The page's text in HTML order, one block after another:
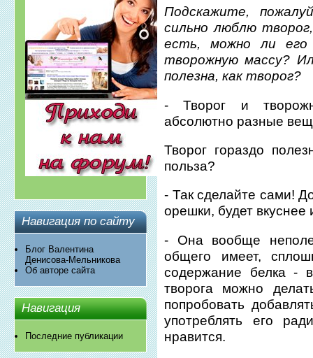
Навигация по сайту
Блог Валентина
Денисова-Мельникова
Об авторе сайта
Навигация
Последние публикации
Подскажите,
сильно люблю
есть, можно ли его
творожную массу?
полезна, как творог?
- Творог и
абсолютно разные
Творог гораздо
польза?
- Так сделайте сами!
орешки, будет вкуснее
- Она вообще
общего имеет,
содержание белка -
творога можно
попробовать
употреблять его
нравится.